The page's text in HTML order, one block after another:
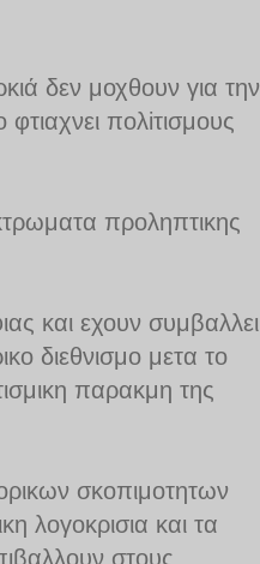
δεν μοχθουν για την
φτιαχνει πολiτισμους
προληπτικης
και εχουν συμβαλλει
διεθνισμο μετα το
παρακμη της
σκοπιμοτητων
λογοκρισια και τα
στους